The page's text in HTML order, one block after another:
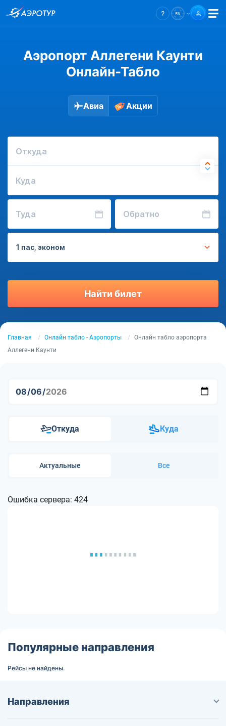
Аэропорт Аллегени Каунти
Онлайн-Табло
Авиа Акции
Откуда
Куда
Туда Обратно
1 пас, эконом
Найти билет
Главная Онлайн табло - Аэропорты
Онлайн табло аэропорта
Аллегени Каунти
Откуда Куда
Актуальные Все
Ошибка сервера: 424
Популярные направления
Рейсы не найдены.
Направления